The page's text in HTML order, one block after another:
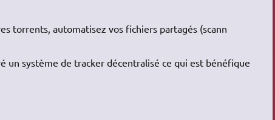
torrents, automatisez vos fichiers partagés (scann
un système de tracker décentralisé ce qui est bénéfique